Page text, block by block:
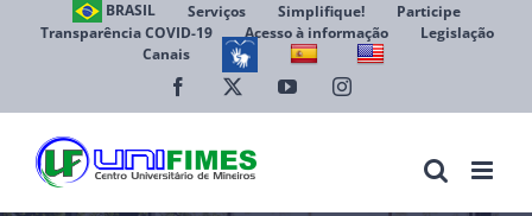
BRASIL Serviços Simplifique!
Participe
Transparência COVID-19
Acesso à informação
Legislação
Canais
Facebook YouTubeInstagram